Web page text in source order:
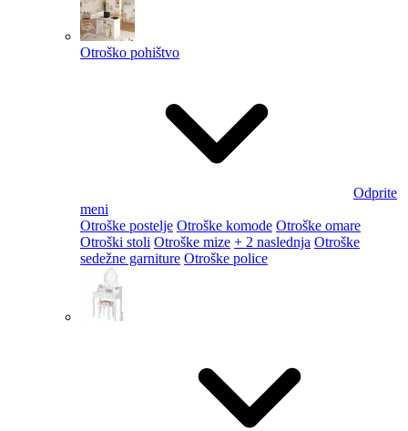
Otroško pohištvo
Odprite
meni
Otroške postelje Otroške komode Otroške omare
Otroški stoli Otroške mize + 2 naslednja Otroške
sedežne garniture Otroške police